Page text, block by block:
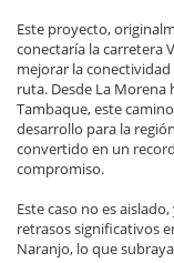
Este proyecto,
conectaría la carretera
mejorar la conectividad
ruta. Desde La Morena
Tambaque, este
desarrollo para la
convertido en un
compromiso.
Este caso no es
retrasos significativos
Naranjo, lo que